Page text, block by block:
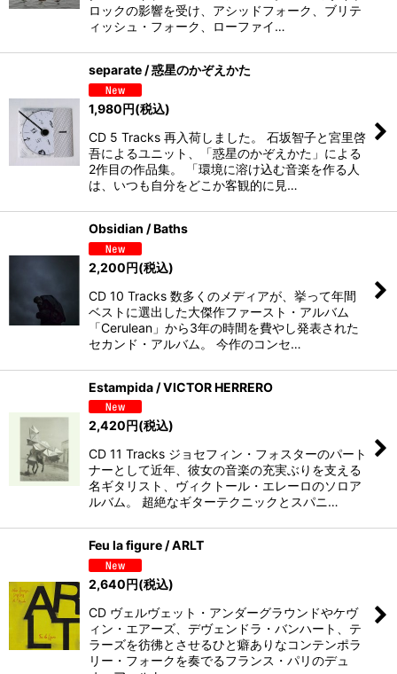
ロックの影響を受け、アシッドフォーク、ブリテ
ィッシュ・フォーク、ローファイ…
separate / 惑星のかぞえかた
1,980円(税込)
CD 5 Tracks 再入荷しました。 石坂智子と宮里啓
吾によるユニット、「惑星のかぞえかた」による
2作目の作品集。 「環境に溶け込む音楽を作る人
は、いつも自分をどこか客観的に見…
Obsidian / Baths
2,200円(税込)
CD 10 Tracks 数多くのメディアが、挙って年間
ベストに選出した大傑作ファースト・アルバム
「Cerulean」から3年の時間を費やし発表された
セカンド・アルバム。 今作のコンセ…
Estampida / VICTOR HERRERO
2,420円(税込)
CD 11 Tracks ジョセフィン・フォスターのパート
ナーとして近年、彼女の音楽の充実ぶりを支える
名ギタリスト、ヴィクトール・エレーロのソロア
ルバム。 超絶なギターテクニックとスパニ…
Feu la figure / ARLT
2,640円(税込)
CD ヴェルヴェット・アンダーグラウンドやケヴ
ィン・エアーズ、デヴェンドラ・バンハート、テ
ラーズを彷彿とさせるひと癖ありなコンテンポラ
リー・フォークを奏でるフランス・パリのデュ